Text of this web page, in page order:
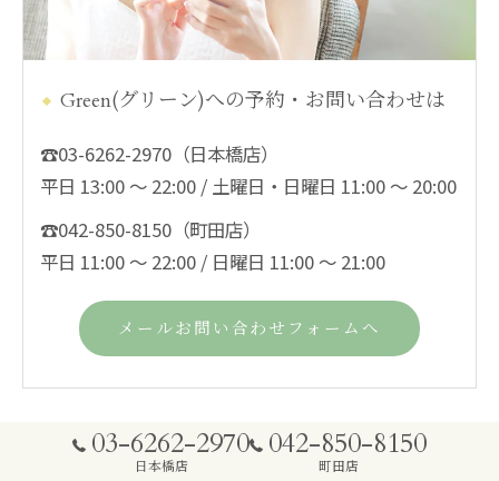
Green(グリーン)への予約・お問い合わせは
☎03-6262-2970（日本橋店）
平日 13:00 ～ 22:00 / 土曜日・日曜日 11:00 ～ 20:00
☎042-850-8150（町田店）
平日 11:00 ～ 22:00 / 日曜日 11:00 ～ 21:00
メールお問い合わせフォームへ
03-6262-2970
日本橋店
042-850-8150
町田店